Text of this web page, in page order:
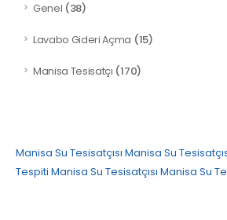
Genel (38)
Lavabo Gideri Açma (15)
Manisa Tesisatçı (170)
Manisa Su Tesisatçısı Manisa Su
Tespiti Manisa Su Tesisatçısı Manisa Su